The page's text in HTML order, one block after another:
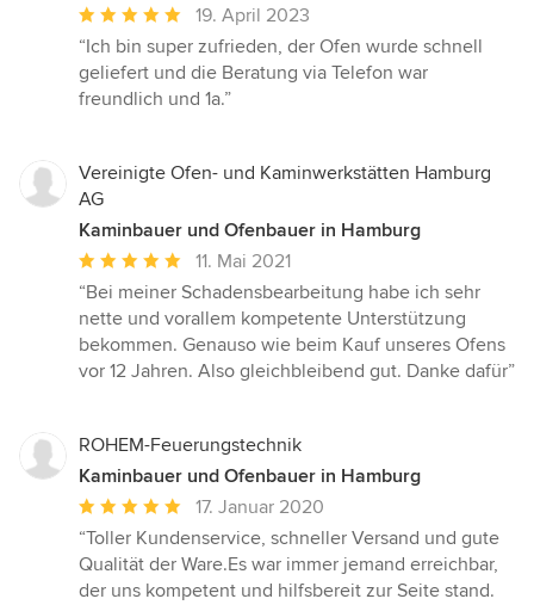
Durchschnittliche
Bewertung:
5
von
19. April 2023
“Ich bin super zufrieden, der Ofen wurde schnell
geliefert und die Beratung via Telefon war
freundlich und 1a.”
Vereinigte Ofen- und Kaminwerkstätten Hamburg
AG
Kaminbauer und Ofenbauer in Hamburg
Durchschnittliche
Bewertung:
5
von
5
11. Mai 2021
“Bei meiner Schadensbearbeitung habe ich sehr
nette und vorallem kompetente Unterstützung
bekommen. Genauso wie beim Kauf unseres Ofens
vor 12 Jahren. Also gleichbleibend gut. Danke dafür”
ROHEM-Feuerungstechnik
Kaminbauer und Ofenbauer in Hamburg
Durchschnittliche
Bewertung:
5
von
17. Januar 2020
“Toller Kundenservice, schneller Versand und gute
Qualität der Ware.Es war immer jemand erreichbar,
der uns kompetent und hilfsbereit zur Seite stand.